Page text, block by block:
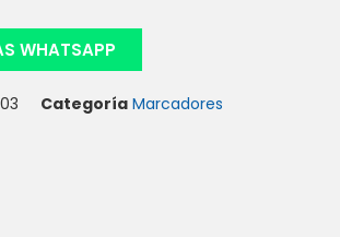
WHATSAPP
Categoría Marcadores